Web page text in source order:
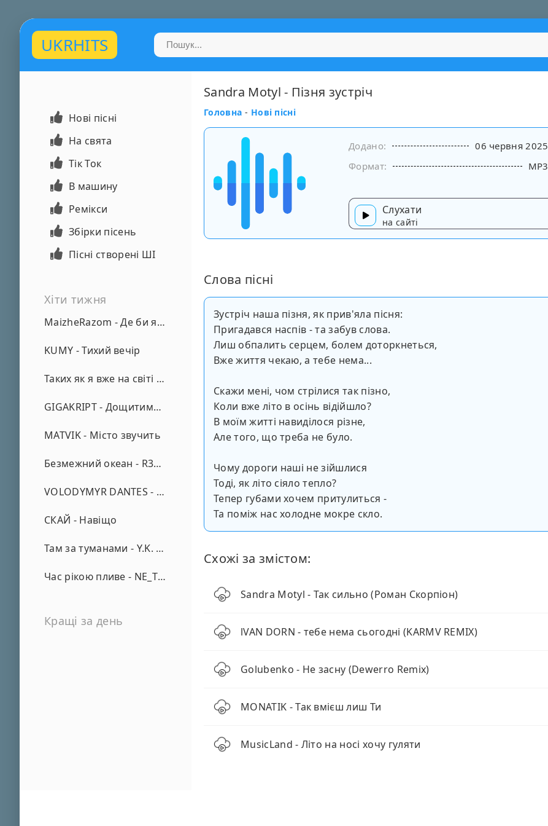
UKRHITS
Нові пісні
На свята
Тік Ток
В машину
Ремікси
Збірки пісень
Пісні створені ШІ
Хіти тижня
MaizheRazom - Де би я не був
KUMY - Тихий вечір
Таких як я вже на світі нема - А. Малярник
GIGAKRIPT - Дощитиме зима
MATVIK - Місто звучить
Безмежний океан - R3phase
VOLODYMYR DANTES - Просто кохаю (REMIX)
СКАЙ - Навіщо
Там за туманами - Y.K. Music
Час рікою пливе - NE_TVOYA_MRIYA
Кращі за день
Sandra Motyl - Пізня зустріч
Головна - Нові пісні
Додано: 06 червня 2025
Формат:
MP3
Слухати
на сайті
Слова пісні
Зустріч наша пізня, як прив'яла пісня:
Пригадався наспів - та забув слова.
Лиш обпалить серцем, болем доторкнеться,
Вже життя чекаю, а тебе нема...
Скажи мені, чом стрілися так пізно,
Коли вже літо в осінь відійшло?
В моїм житті навиділося різне,
Але того, що треба не було.
Чому дороги наші не зійшлися
Тоді, як літо сіяло тепло?
Тепер губами хочем притулиться -
Та поміж нас холодне мокре скло.
Схожі за змістом:
Sandra Motyl - Так сильно (Роман Скорпіон)
lVAN DORN - тебе нема сьогодні (KARMV REMIX)
Golubenko - Не засну (Dewerro Remix)
MONATIK - Так вмієш лиш Ти
MusicLand - Літо на носі хочу гуляти